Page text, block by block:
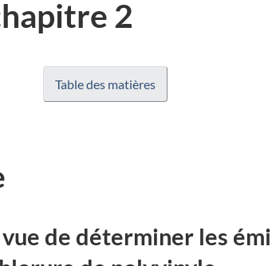
2
Table des matières
de déterminer les